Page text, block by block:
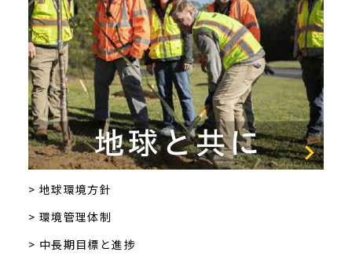
> 地球環境方針
> 環境管理体制
> 中長期目標と進捗